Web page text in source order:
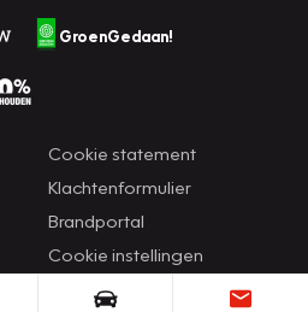
GroenGedaan!
Cookie statement
Klachtenformulier
Brandportal
Cookie instellingen